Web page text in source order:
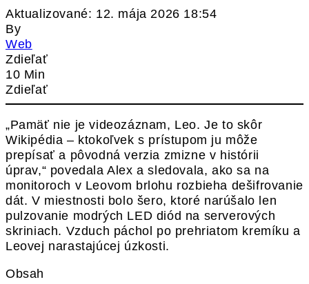
Aktualizované: 12. mája 2026 18:54
By
Web
Zdieľať
10 Min
Zdieľať
„Pamäť nie je videozáznam, Leo. Je to skôr
Wikipédia – ktokoľvek s prístupom ju môže
prepísať a pôvodná verzia zmizne v histórii
úprav,“ povedala Alex a sledovala, ako sa na
monitoroch v Leovom brlohu rozbieha dešifrovanie
dát. V miestnosti bolo šero, ktoré narúšalo len
pulzovanie modrých LED diód na serverových
skriniach. Vzduch páchol po prehriatom kremíku a
Leovej narastajúcej úzkosti.
Obsah